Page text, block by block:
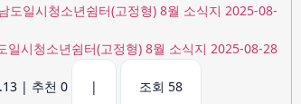
일시청소년쉼터(고정형) 8월 소식지 2025-08-28
| 추천 0 | 조회 58